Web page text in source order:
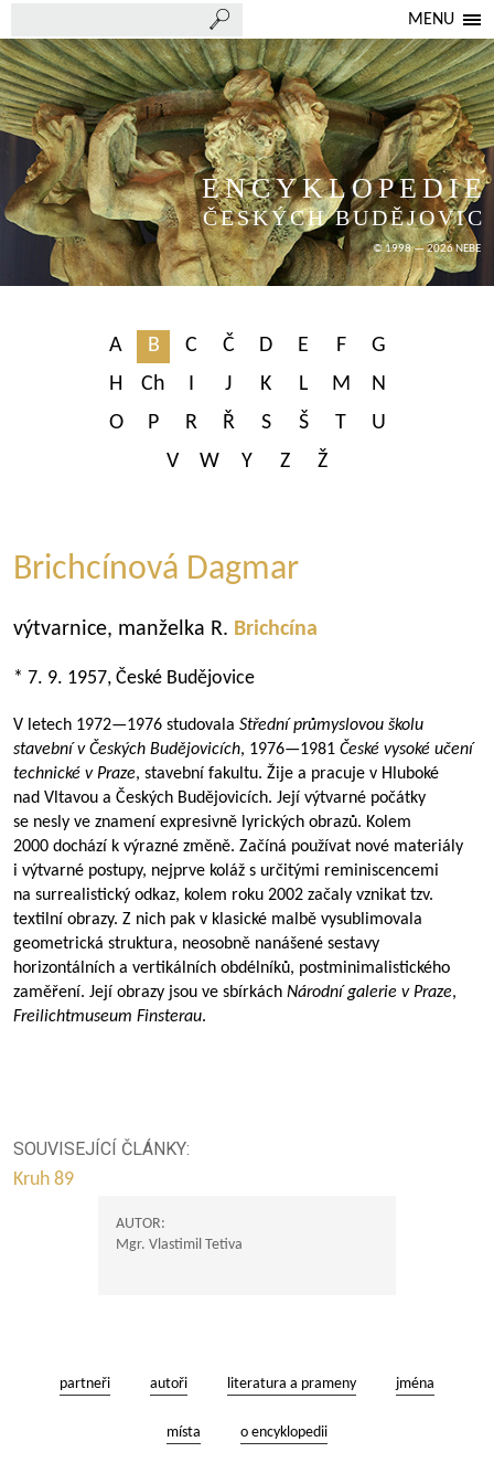
MENU
ENCYKLOPEDIE
ČESKÝCH BUDĚJOVIC
© 1998 — 2026 NEBE
A B C Č D E F
G
H
Ch I J K L M
N
O
P R Ř S Š T
U
V
W Y Z Ž
Brichcínová Dagmar
výtvarnice, manželka R. Brichcína
* 7. 9. 1957, České Budějovice
V letech 1972—1976 studovala Střední průmyslovou školu
stavební v Českých Budějovicích, 1976—1981 České vysoké učení
technické v Praze, stavební fakultu. Žije a pracuje v Hluboké
nad Vltavou a Českých Budějovicích. Její výtvarné počátky
se nesly ve znamení expresivně lyrických obrazů. Kolem
2000 dochází k výrazné změně. Začíná používat nové materiály
i výtvarné postupy, nejprve koláž s určitými reminiscencemi
na surrealistický odkaz, kolem roku 2002 začaly vznikat tzv.
textilní obrazy. Z nich pak v klasické malbě vysublimovala
geometrická struktura, neosobně nanášené sestavy
horizontálních a vertikálních obdélníků, postminimalistického
zaměření. Její obrazy jsou ve sbírkách Národní galerie v Praze,
Freilichtmuseum Finsterau.
SOUVISEJÍCÍ ČLÁNKY:
Kruh 89
AUTOR:
Mgr. Vlastimil Tetiva
partneři autoři literatura a prameny jména
místa o encyklopedii